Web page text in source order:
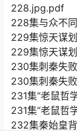
228.jpg.pdf
228集与众不
229集惊天谋
229集惊天谋
230集刺秦失
230集刺秦失
231集“老鼠
231集“老鼠
232集秦始皇